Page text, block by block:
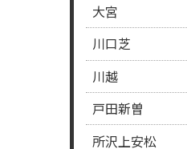
大宮
川口芝
川越
戸田新曽
所沢上安松